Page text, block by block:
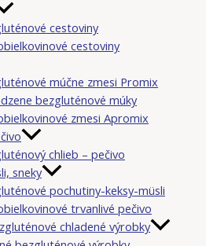
cestoviny
cestoviny
múčne zmesi Promix
bezgluténové múky
zmesi Apromix
chlieb – pečivo
sneky
pochutiny-keksy-müsli
trvanlivé pečivo
chladené výrobky